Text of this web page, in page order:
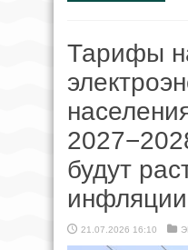
Тарифы
будут
21.07.2026 16:10